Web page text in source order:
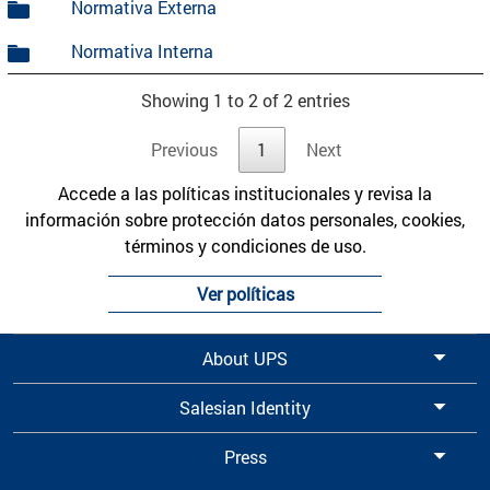
Normativa Externa
Normativa Interna
Showing 1 to 2 of 2 entries
Previous 1
Next
Accede a las políticas institucionales y revisa la
información sobre protección datos personales, cookies,
términos y condiciones de uso.
Ver políticas
About UPS
Salesian Identity
Press